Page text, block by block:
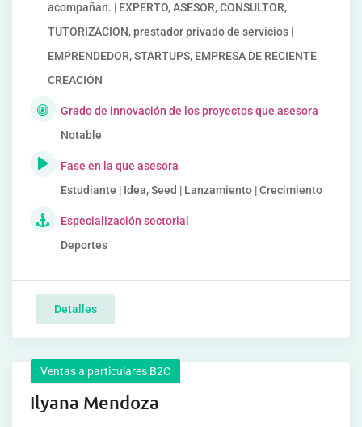
acompañan. | EXPERTO, ASESOR, CONSULTOR,
TUTORIZACION, prestador privado de servicios |
EMPRENDEDOR, STARTUPS, EMPRESA DE RECIENTE
CREACIÓN
Grado de innovación de los proyectos que asesora
Notable
Fase en la que asesora
Estudiante | Idea, Seed | Lanzamiento | Crecimiento
Especialización sectorial
Deportes
Detalles
Ventas a particulares B2C
Ilyana Mendoza